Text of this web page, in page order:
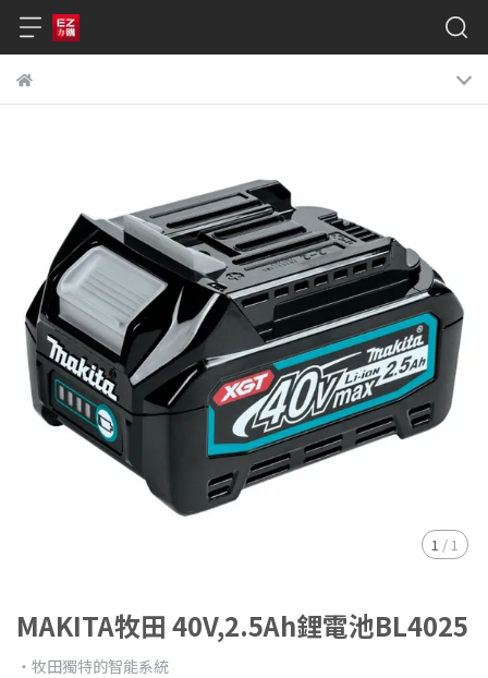
1 / 1
MAKITA牧田 40V,2.5Ah鋰電池BL4025
‧牧田獨特的智能系統